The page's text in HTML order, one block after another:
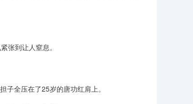
张到让人窒息。
全压在了25岁的唐功红肩上。